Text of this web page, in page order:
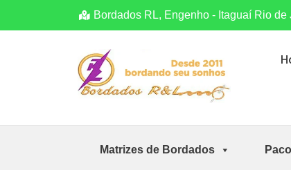
Bordados RL, Engenho - Itaguaí Rio de
Matrizes de Bordados